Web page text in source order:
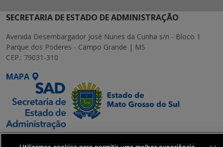
SECRETARIA DE ESTADO DE ADMINISTRAÇÃO
Avenida Desembargador José Nunes da Cunha s/n - Bloco 1
Parque dos Poderes - Campo Grande | MS
CEP.: 79031-310
MAPA